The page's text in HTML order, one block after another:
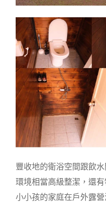
豐收地的衛浴空間跟飲
環境相當高級整潔，還
小小孩的家庭在戶外露